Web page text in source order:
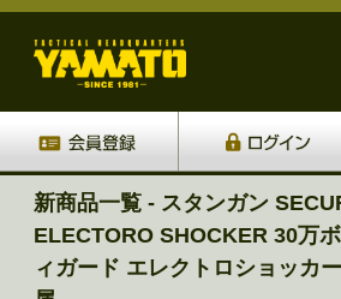
新商品一覧 - スタンガン
ELECTORO SHOCKER 30万
ィガード エレクトロショッカ